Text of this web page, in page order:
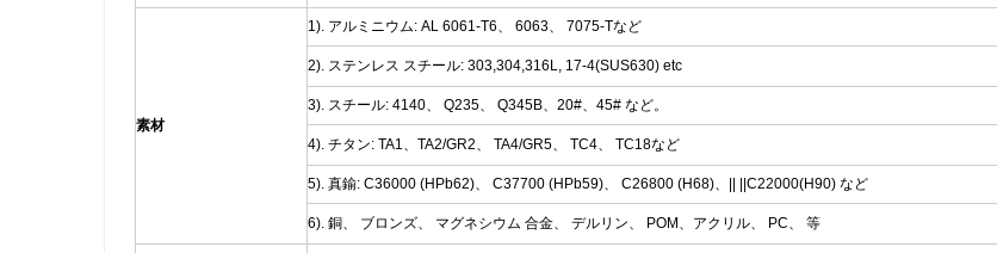
素材
1). アルミニウム: AL 6061-T6、 6063、 7075-Tなど
2). ステンレス スチール: 303,304,316L, 17-4(SUS630) etc
3). スチール: 4140、 Q235、 Q345B、20#、45# など。
4). チタン: TA1、TA2/GR2、 TA4/GR5、 TC4、 TC18など
5). 真鍮: C36000 (HPb62)、 C37700 (HPb59)、 C26800 (H68)、|| ||C22000(H90) など
6). 銅、 ブロンズ、 マグネシウム 合金、 デルリン、 POM、アクリル、 PC、 等